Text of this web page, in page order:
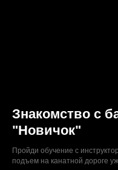
Знакомство с
"Новичок"
Пройди обучение с
подъем на канатной дороге